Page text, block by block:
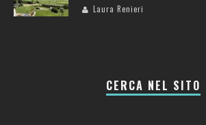
Laura Renieri
CERCA NEL SITO